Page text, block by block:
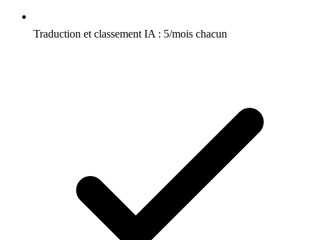
Traduction et classement IA : 5/mois chacun